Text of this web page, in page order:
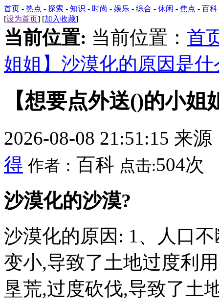
首页 - 热点 - 探索 - 知识 - 时尚 - 娱乐 - 综合 - 休闲 - 焦点 - 百科
[设为首页] [加入收藏]
当前位置: 当前位置： 首
姐姐】沙漠化的原因是什
【想要点外送()的小
2026-08-08 21:51:15 来源
得 作者： 百科 点击:504次
沙漠化的沙漠?
沙漠化的原因: 1、人口
变小,导致了土地过度利
垦荒,过度砍伐,导致了土